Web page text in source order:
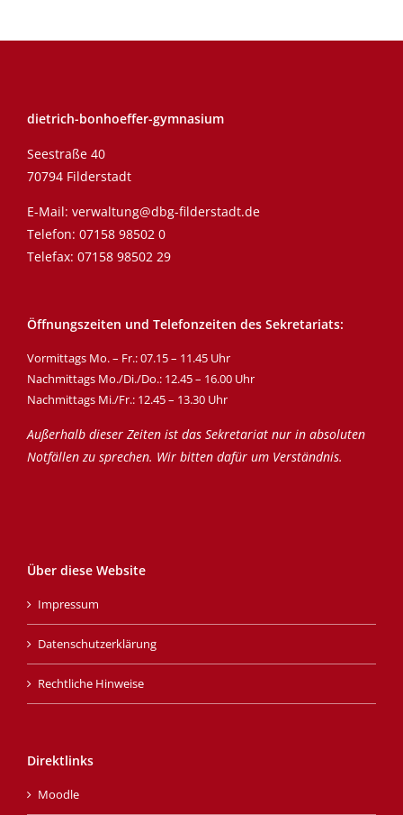
dietrich-bonhoeffer-gymnasium
Seestraße 40
70794 Filderstadt
E-Mail: verwaltung@dbg-filderstadt.de
Telefon: 07158 98502 0
Telefax: 07158 98502 29
Öffnungszeiten und Telefonzeiten des Sekretariats:
Vormittags Mo. – Fr.: 07.15 – 11.45 Uhr
Nachmittags Mo./Di./Do.: 12.45 – 16.00 Uhr
Nachmittags Mi./Fr.: 12.45 – 13.30 Uhr
Außerhalb dieser Zeiten ist das Sekretariat nur in absoluten
Notfällen zu sprechen. Wir bitten dafür um Verständnis.
Über diese Website
Impressum
Datenschutzerklärung
Rechtliche Hinweise
Direktlinks
Moodle